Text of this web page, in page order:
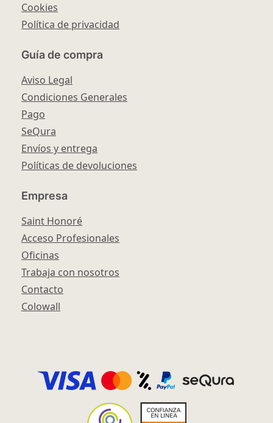
Cookies
Política de privacidad
Guía de compra
Aviso Legal
Condiciones Generales
Pago
SeQura
Envíos y entrega
Políticas de devoluciones
Empresa
Saint Honoré
Acceso Profesionales
Oficinas
Trabaja con nosotros
Contacto
Colowall